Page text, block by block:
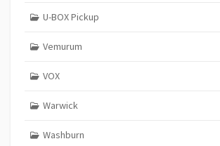
U-BOX Pickup
Vemurum
VOX
Warwick
Washburn